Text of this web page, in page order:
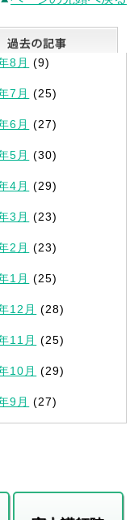
一覧
8月 (9)
7月 (25)
6月 (27)
5月 (30)
4月 (29)
3月 (23)
2月 (23)
1月 (25)
12月 (28)
11月 (25)
10月 (29)
9月 (27)